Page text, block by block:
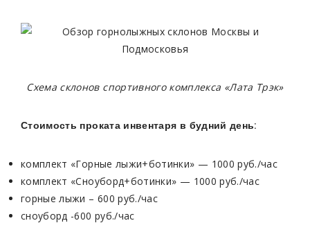
Схема склонов спортивного комплекса «Лата Трэк»
Стоимость проката инвентаря в будний день:
комплект «Горные лыжи+ботинки» — 1000 руб./час
комплект «Сноуборд+ботинки» — 1000 руб./час
горные лыжи – 600 руб./час
сноуборд -600 руб./час